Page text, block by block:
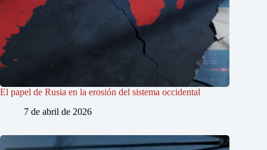
El papel de Rusia en la erosión del sistema occidental
7 de abril de 2026